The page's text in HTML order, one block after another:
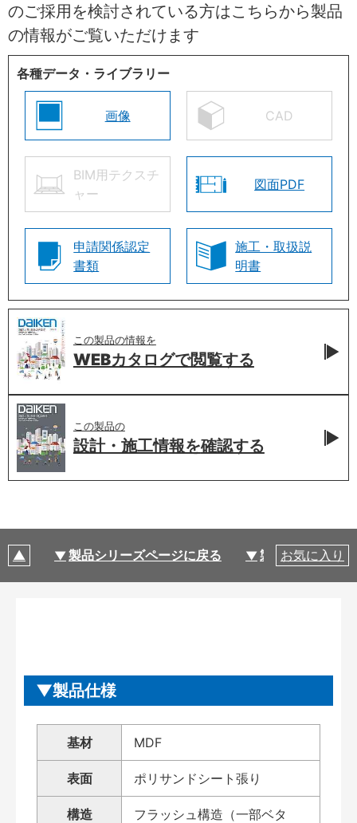
のご採用を検討されている方はこちらから製品
の情報がご覧いただけます
各種データ・ライブラリー
画像 CAD
BIM用テクスチ
ャー
図面PDF
申請関係認定
書類
施工・取扱説
明書
この製品の情報を
WEBカタログで閲覧する
この製品の
設計・施工情報を確認する
製品シリーズページに戻る 製品仕様
お気に入り
製品仕様
基材 MDF
表面 ポリサンドシート張り
構造
フラッシュ構造（一部ベタ